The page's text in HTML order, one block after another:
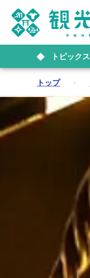
トピックス
トップ ›